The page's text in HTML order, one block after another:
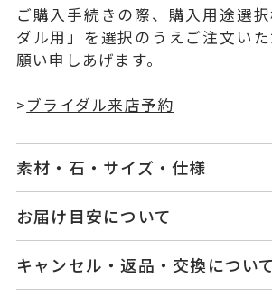
ご購入手続きの際、購入用途選
ダル用」を選択のうえご注文い
願い申しあげます。
>ブライダル来店予約
素材・石・サイズ・仕様
品番
NG0902E002WDPG
素材
K18ピンクゴールド
お届け目安について
てご案内いたします。
キャンセル・返品・交換について